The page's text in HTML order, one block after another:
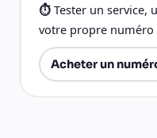
Tester un service,
votre propre numéro
Acheter un